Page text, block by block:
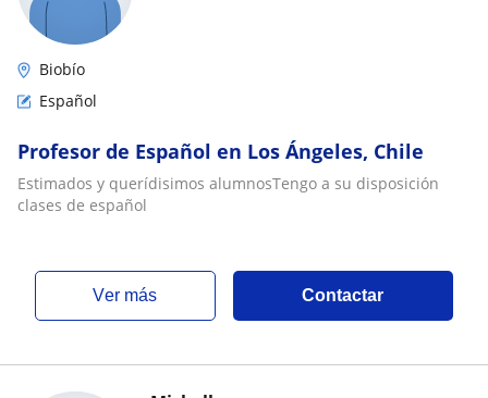
Biobío
Español
Profesor de Español en Los Ángeles, Chile
Estimados y querídisimos alumnosTengo a su disposición
clases de español
ver más Contactar